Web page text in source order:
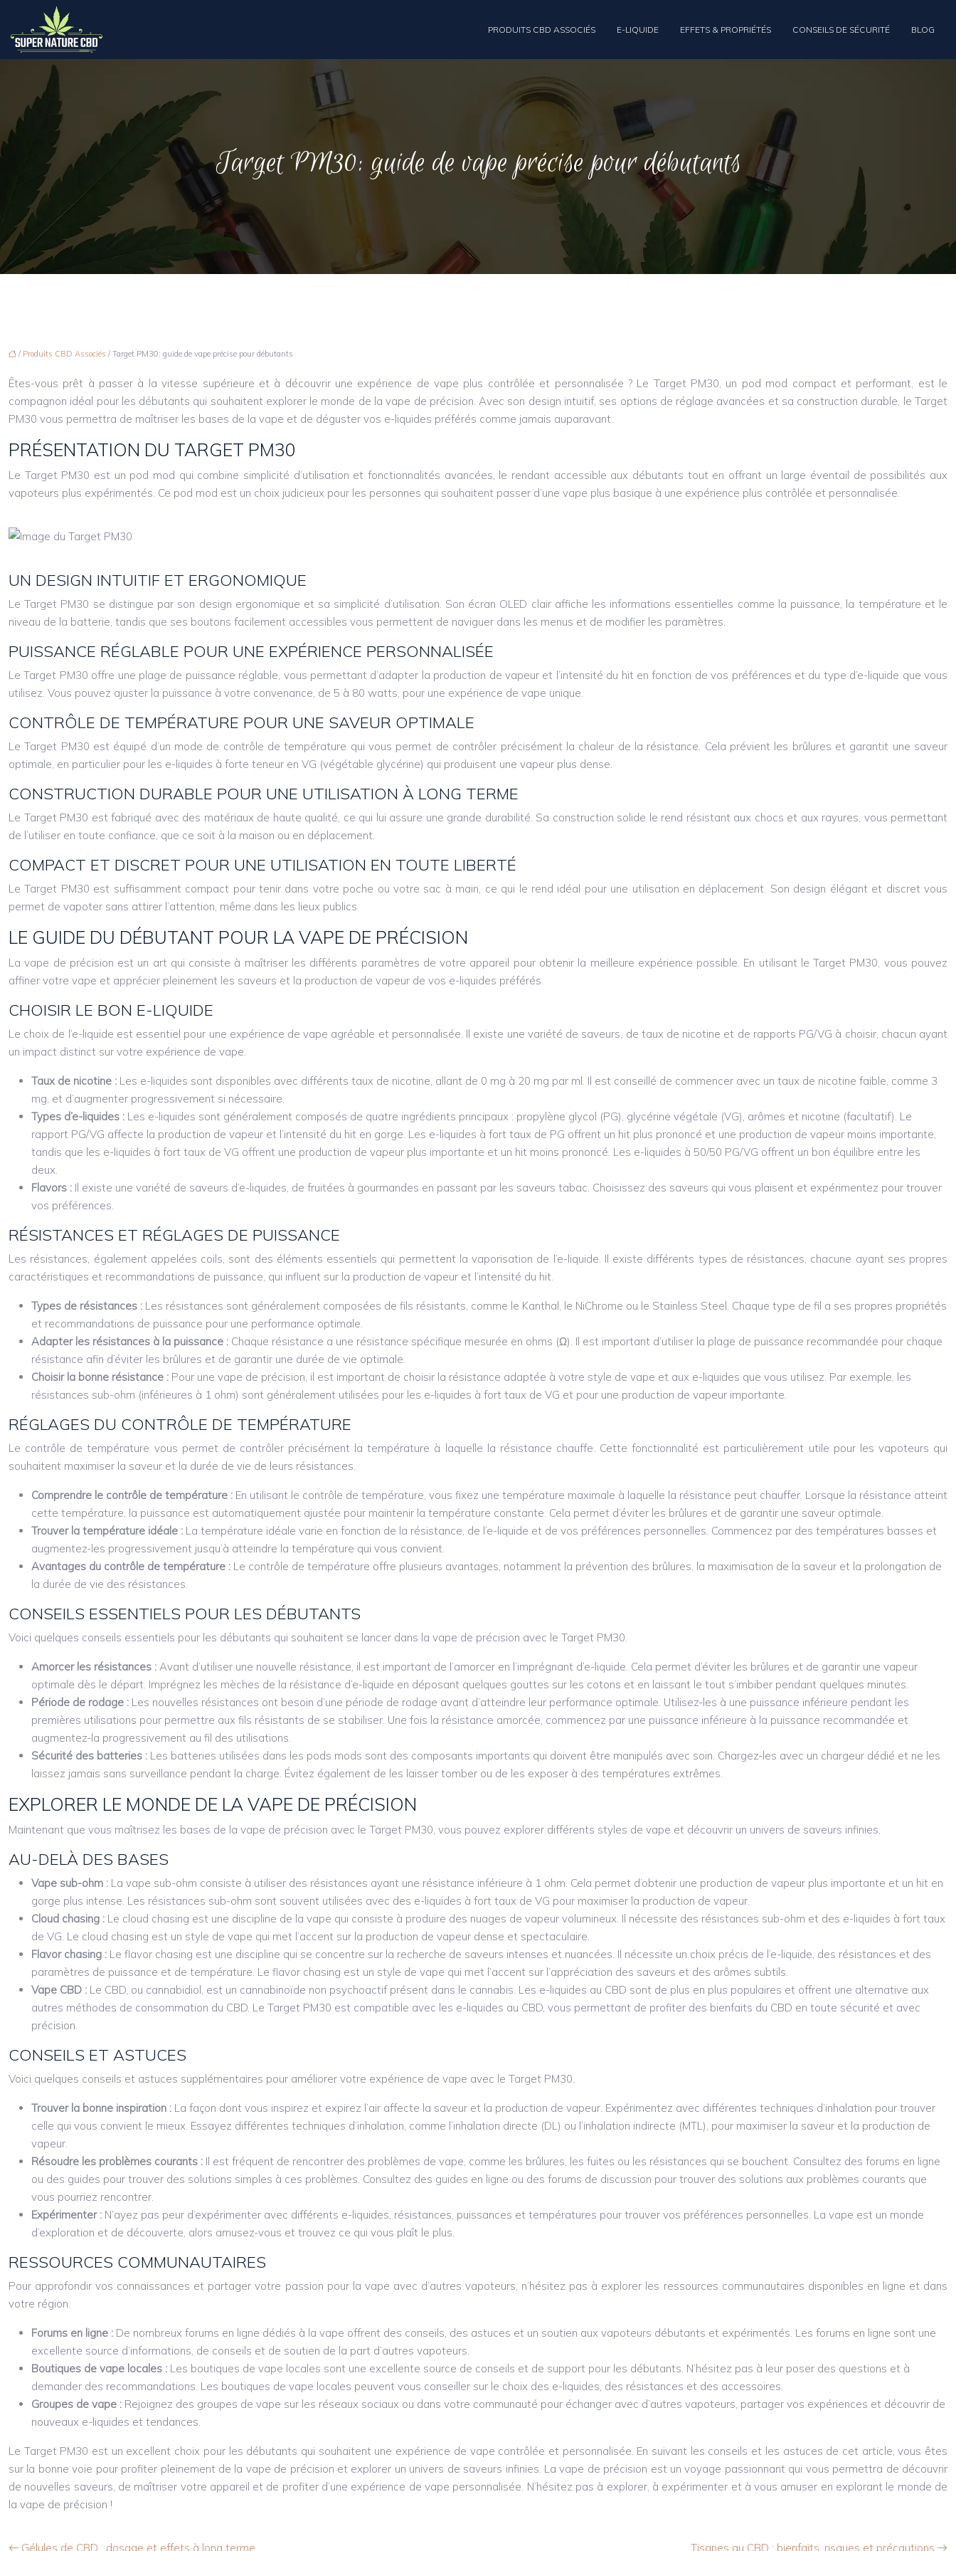
PRODUITS CBD ASSOCIÉS E-LIQUIDE EFFETS & PROPRIÉTÉS CONSEILS DE SÉCURITÉ BLOG
Target PM30: guide de vape précise pour débutants
/ Produits CBD Associés / Target PM30: guide de vape précise pour débutants
Êtes-vous prêt à passer à la vitesse supérieure et à découvrir une expérience de vape plus contrôlée et personnalisée ? Le Target PM30, un pod mod compact et performant, est le
compagnon idéal pour les débutants qui souhaitent explorer le monde de la vape de précision. Avec son design intuitif, ses options de réglage avancées et sa construction durable, le Target
PM30 vous permettra de maîtriser les bases de la vape et de déguster vos e-liquides préférés comme jamais auparavant.
PRÉSENTATION DU TARGET PM30
Le Target PM30 est un pod mod qui combine simplicité d’utilisation et fonctionnalités avancées, le rendant accessible aux débutants tout en offrant un large éventail de possibilités aux
vapoteurs plus expérimentés. Ce pod mod est un choix judicieux pour les personnes qui souhaitent passer d’une vape plus basique à une expérience plus contrôlée et personnalisée.
UN DESIGN INTUITIF ET ERGONOMIQUE
Le Target PM30 se distingue par son design ergonomique et sa simplicité d’utilisation. Son écran OLED clair affiche les informations essentielles comme la puissance, la température et le
niveau de la batterie, tandis que ses boutons facilement accessibles vous permettent de naviguer dans les menus et de modifier les paramètres.
PUISSANCE RÉGLABLE POUR UNE EXPÉRIENCE PERSONNALISÉE
Le Target PM30 offre une plage de puissance réglable, vous permettant d’adapter la production de vapeur et l’intensité du hit en fonction de vos préférences et du type d’e-liquide que vous
utilisez. Vous pouvez ajuster la puissance à votre convenance, de 5 à 80 watts, pour une expérience de vape unique.
CONTRÔLE DE TEMPÉRATURE POUR UNE SAVEUR OPTIMALE
Le Target PM30 est équipé d’un mode de contrôle de température qui vous permet de contrôler précisément la chaleur de la résistance. Cela prévient les brûlures et garantit une saveur
optimale, en particulier pour les e-liquides à forte teneur en VG (végétable glycérine) qui produisent une vapeur plus dense.
CONSTRUCTION DURABLE POUR UNE UTILISATION À LONG TERME
Le Target PM30 est fabriqué avec des matériaux de haute qualité, ce qui lui assure une grande durabilité. Sa construction solide le rend résistant aux chocs et aux rayures, vous permettant
de l’utiliser en toute confiance, que ce soit à la maison ou en déplacement.
COMPACT ET DISCRET POUR UNE UTILISATION EN TOUTE LIBERTÉ
Le Target PM30 est suffisamment compact pour tenir dans votre poche ou votre sac à main, ce qui le rend idéal pour une utilisation en déplacement. Son design élégant et discret vous
permet de vapoter sans attirer l’attention, même dans les lieux publics.
LE GUIDE DU DÉBUTANT POUR LA VAPE DE PRÉCISION
La vape de précision est un art qui consiste à maîtriser les différents paramètres de votre appareil pour obtenir la meilleure expérience possible. En utilisant le Target PM30, vous pouvez
affiner votre vape et apprécier pleinement les saveurs et la production de vapeur de vos e-liquides préférés.
CHOISIR LE BON E-LIQUIDE
Le choix de l’e-liquide est essentiel pour une expérience de vape agréable et personnalisée. Il existe une variété de saveurs, de taux de nicotine et de rapports PG/VG à choisir, chacun ayant
un impact distinct sur votre expérience de vape.
Taux de nicotine : Les e-liquides sont disponibles avec différents taux de nicotine, allant de 0 mg à 20 mg par ml. Il est conseillé de commencer avec un taux de nicotine faible, comme 3
mg, et d’augmenter progressivement si nécessaire.
Types d’e-liquides : Les e-liquides sont généralement composés de quatre ingrédients principaux : propylène glycol (PG), glycérine végétale (VG), arômes et nicotine (facultatif). Le
rapport PG/VG affecte la production de vapeur et l’intensité du hit en gorge. Les e-liquides à fort taux de PG offrent un hit plus prononcé et une production de vapeur moins importante,
tandis que les e-liquides à fort taux de VG offrent une production de vapeur plus importante et un hit moins prononcé. Les e-liquides à 50/50 PG/VG offrent un bon équilibre entre les
deux.
Flavors : Il existe une variété de saveurs d’e-liquides, de fruitées à gourmandes en passant par les saveurs tabac. Choisissez des saveurs qui vous plaisent et expérimentez pour trouver
vos préférences.
RÉSISTANCES ET RÉGLAGES DE PUISSANCE
Les résistances, également appelées coils, sont des éléments essentiels qui permettent la vaporisation de l’e-liquide. Il existe différents types de résistances, chacune ayant ses propres
caractéristiques et recommandations de puissance, qui influent sur la production de vapeur et l’intensité du hit.
Types de résistances : Les résistances sont généralement composées de fils résistants, comme le Kanthal, le NiChrome ou le Stainless Steel. Chaque type de fil a ses propres propriétés
et recommandations de puissance pour une performance optimale.
Adapter les résistances à la puissance : Chaque résistance a une résistance spécifique mesurée en ohms (Ω). Il est important d’utiliser la plage de puissance recommandée pour chaque
résistance afin d’éviter les brûlures et de garantir une durée de vie optimale.
Choisir la bonne résistance : Pour une vape de précision, il est important de choisir la résistance adaptée à votre style de vape et aux e-liquides que vous utilisez. Par exemple, les
résistances sub-ohm (inférieures à 1 ohm) sont généralement utilisées pour les e-liquides à fort taux de VG et pour une production de vapeur importante.
RÉGLAGES DU CONTRÔLE DE TEMPÉRATURE
Le contrôle de température vous permet de contrôler précisément la température à laquelle la résistance chauffe. Cette fonctionnalité est particulièrement utile pour les vapoteurs qui
souhaitent maximiser la saveur et la durée de vie de leurs résistances.
Comprendre le contrôle de température : En utilisant le contrôle de température, vous fixez une température maximale à laquelle la résistance peut chauffer. Lorsque la résistance atteint
cette température, la puissance est automatiquement ajustée pour maintenir la température constante. Cela permet d’éviter les brûlures et de garantir une saveur optimale.
Trouver la température idéale : La température idéale varie en fonction de la résistance, de l’e-liquide et de vos préférences personnelles. Commencez par des températures basses et
augmentez-les progressivement jusqu’à atteindre la température qui vous convient.
Avantages du contrôle de température : Le contrôle de température offre plusieurs avantages, notamment la prévention des brûlures, la maximisation de la saveur et la prolongation de
la durée de vie des résistances.
CONSEILS ESSENTIELS POUR LES DÉBUTANTS
Voici quelques conseils essentiels pour les débutants qui souhaitent se lancer dans la vape de précision avec le Target PM30.
Amorcer les résistances : Avant d’utiliser une nouvelle résistance, il est important de l’amorcer en l’imprégnant d’e-liquide. Cela permet d’éviter les brûlures et de garantir une vapeur
optimale dès le départ. Imprégnez les mèches de la résistance d’e-liquide en déposant quelques gouttes sur les cotons et en laissant le tout s’imbiber pendant quelques minutes.
Période de rodage : Les nouvelles résistances ont besoin d’une période de rodage avant d’atteindre leur performance optimale. Utilisez-les à une puissance inférieure pendant les
premières utilisations pour permettre aux fils résistants de se stabiliser. Une fois la résistance amorcée, commencez par une puissance inférieure à la puissance recommandée et
augmentez-la progressivement au fil des utilisations.
Sécurité des batteries : Les batteries utilisées dans les pods mods sont des composants importants qui doivent être manipulés avec soin. Chargez-les avec un chargeur dédié et ne les
laissez jamais sans surveillance pendant la charge. Évitez également de les laisser tomber ou de les exposer à des températures extrêmes.
EXPLORER LE MONDE DE LA VAPE DE PRÉCISION
Maintenant que vous maîtrisez les bases de la vape de précision avec le Target PM30, vous pouvez explorer différents styles de vape et découvrir un univers de saveurs infinies.
AU-DELÀ DES BASES
Vape sub-ohm : La vape sub-ohm consiste à utiliser des résistances ayant une résistance inférieure à 1 ohm. Cela permet d’obtenir une production de vapeur plus importante et un hit en
gorge plus intense. Les résistances sub-ohm sont souvent utilisées avec des e-liquides à fort taux de VG pour maximiser la production de vapeur.
Cloud chasing : Le cloud chasing est une discipline de la vape qui consiste à produire des nuages de vapeur volumineux. Il nécessite des résistances sub-ohm et des e-liquides à fort taux
de VG. Le cloud chasing est un style de vape qui met l’accent sur la production de vapeur dense et spectaculaire.
Flavor chasing : Le flavor chasing est une discipline qui se concentre sur la recherche de saveurs intenses et nuancées. Il nécessite un choix précis de l’e-liquide, des résistances et des
paramètres de puissance et de température. Le flavor chasing est un style de vape qui met l’accent sur l’appréciation des saveurs et des arômes subtils.
Vape CBD : Le CBD, ou cannabidiol, est un cannabinoïde non psychoactif présent dans le cannabis. Les e-liquides au CBD sont de plus en plus populaires et offrent une alternative aux
autres méthodes de consommation du CBD. Le Target PM30 est compatible avec les e-liquides au CBD, vous permettant de profiter des bienfaits du CBD en toute sécurité et avec
précision.
CONSEILS ET ASTUCES
Voici quelques conseils et astuces supplémentaires pour améliorer votre expérience de vape avec le Target PM30.
Trouver la bonne inspiration : La façon dont vous inspirez et expirez l’air affecte la saveur et la production de vapeur. Expérimentez avec différentes techniques d’inhalation pour trouver
celle qui vous convient le mieux. Essayez différentes techniques d’inhalation, comme l’inhalation directe (DL) ou l’inhalation indirecte (MTL), pour maximiser la saveur et la production de
vapeur.
Résoudre les problèmes courants : Il est fréquent de rencontrer des problèmes de vape, comme les brûlures, les fuites ou les résistances qui se bouchent. Consultez des forums en ligne
ou des guides pour trouver des solutions simples à ces problèmes. Consultez des guides en ligne ou des forums de discussion pour trouver des solutions aux problèmes courants que
vous pourriez rencontrer.
Expérimenter : N’ayez pas peur d’expérimenter avec différents e-liquides, résistances, puissances et températures pour trouver vos préférences personnelles. La vape est un monde
d’exploration et de découverte, alors amusez-vous et trouvez ce qui vous plaît le plus.
RESSOURCES COMMUNAUTAIRES
Pour approfondir vos connaissances et partager votre passion pour la vape avec d’autres vapoteurs, n’hésitez pas à explorer les ressources communautaires disponibles en ligne et dans
votre région.
Forums en ligne : De nombreux forums en ligne dédiés à la vape offrent des conseils, des astuces et un soutien aux vapoteurs débutants et expérimentés. Les forums en ligne sont une
excellente source d’informations, de conseils et de soutien de la part d’autres vapoteurs.
Boutiques de vape locales : Les boutiques de vape locales sont une excellente source de conseils et de support pour les débutants. N’hésitez pas à leur poser des questions et à
demander des recommandations. Les boutiques de vape locales peuvent vous conseiller sur le choix des e-liquides, des résistances et des accessoires.
Groupes de vape : Rejoignez des groupes de vape sur les réseaux sociaux ou dans votre communauté pour échanger avec d’autres vapoteurs, partager vos expériences et découvrir de
nouveaux e-liquides et tendances.
Le Target PM30 est un excellent choix pour les débutants qui souhaitent une expérience de vape contrôlée et personnalisée. En suivant les conseils et les astuces de cet article, vous êtes
sur la bonne voie pour profiter pleinement de la vape de précision et explorer un univers de saveurs infinies. La vape de précision est un voyage passionnant qui vous permettra de découvrir
de nouvelles saveurs, de maîtriser votre appareil et de profiter d’une expérience de vape personnalisée. N’hésitez pas à explorer, à expérimenter et à vous amuser en explorant le monde de
la vape de précision !
Gélules de CBD : dosage et effets à long terme Tisanes au CBD : bienfaits, risques et précautions